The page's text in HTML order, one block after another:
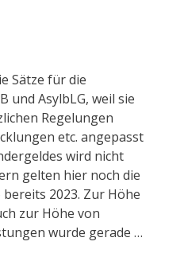
Sätze für die
und AsylbLG, weil sie
Regelungen
etc. angepasst
wird nicht
gelten hier noch die
2023. Zur Höhe
zur Höhe von
wurde gerade …